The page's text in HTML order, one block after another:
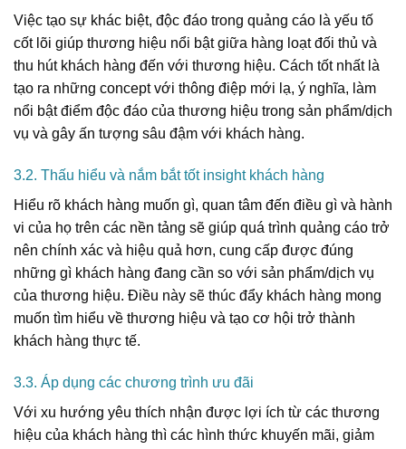
Việc tạo sự khác biệt, độc đáo trong quảng cáo là yếu tố
cốt lõi giúp thương hiệu nổi bật giữa hàng loạt đối thủ và
thu hút khách hàng đến với thương hiệu. Cách tốt nhất là
tạo ra những concept với thông điệp mới lạ, ý nghĩa, làm
nổi bật điểm độc đáo của thương hiệu trong sản phẩm/dịch
vụ và gây ấn tượng sâu đậm với khách hàng.
3.2. Thấu hiểu và nắm bắt tốt insight khách hàng
Hiểu rõ khách hàng muốn gì, quan tâm đến điều gì và hành
vi của họ trên các nền tảng sẽ giúp quá trình quảng cáo trở
nên chính xác và hiệu quả hơn, cung cấp được đúng
những gì khách hàng đang cần so với sản phẩm/dịch vụ
của thương hiệu. Điều này sẽ thúc đẩy khách hàng mong
muốn tìm hiểu về thương hiệu và tạo cơ hội trở thành
khách hàng thực tế.
3.3. Áp dụng các chương trình ưu đãi
Với xu hướng yêu thích nhận được lợi ích từ các thương
hiệu của khách hàng thì các hình thức khuyến mãi, giảm